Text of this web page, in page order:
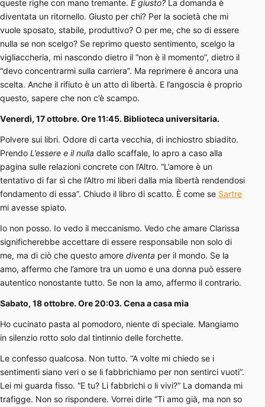
queste righe con mano tremante. È giusto? La domanda è
diventata un ritornello. Giusto per chi? Per la società che mi
vuole sposato, stabile, produttivo? O per me, che so di essere
nulla se non scelgo? Se reprimo questo sentimento, scelgo la
vigliaccheria, mi nascondo dietro il “non è il momento”, dietro il
“devo concentrarmi sulla carriera”. Ma reprimere è ancora una
scelta. Anche il rifiuto è un atto di libertà. E l’angoscia è proprio
questo, sapere che non c’è scampo.
Venerdì, 17 ottobre. Ore 11:45. Biblioteca universitaria.
Polvere sui libri. Odore di carta vecchia, di inchiostro sbiadito.
Prendo L’essere e il nulla dallo scaffale, lo apro a caso alla
pagina sulle relazioni concrete con l’Altro. “L’amore è un
tentativo di far sì che l’Altro mi liberi dalla mia libertà rendendosi
fondamento di essa”. Chiudo il libro di scatto. È come se Sartre
mi avesse spiato.
Io non posso. Io vedo il meccanismo. Vedo che amare Clarissa
significherebbe accettare di essere responsabile non solo di
me, ma di ciò che questo amore diventa per il mondo. Se la
amo, affermo che l’amore tra un uomo e una donna può essere
autentico nonostante tutto. Se non la amo, affermo il contrario.
Sabato, 18 ottobre. Ore 20:03. Cena a casa mia
Ho cucinato pasta al pomodoro, niente di speciale. Mangiamo
in silenzio rotto solo dal tintinnio delle forchette.
Le confesso qualcosa. Non tutto. “A volte mi chiedo se i
sentimenti siano veri o se li fabbrichiamo per non sentirci vuoti”.
Lei mi guarda fisso. “E tu? Li fabbrichi o li vivi?” La domanda mi
trafigge. Non so rispondere. Vorrei dirle “Ti amo già, ma non so